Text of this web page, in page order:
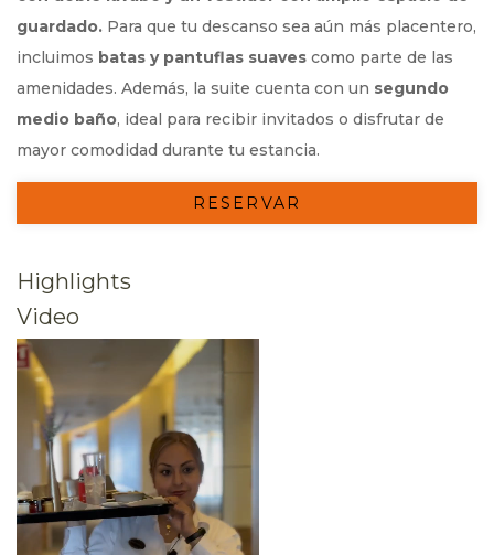
guardado. Para que tu descanso sea aún más placentero,
incluimos batas y pantuflas suaves como parte de las
amenidades. Además, la suite cuenta con un segundo
medio baño, ideal para recibir invitados o disfrutar de
mayor comodidad durante tu estancia.
RESERVAR
Highlights
Video